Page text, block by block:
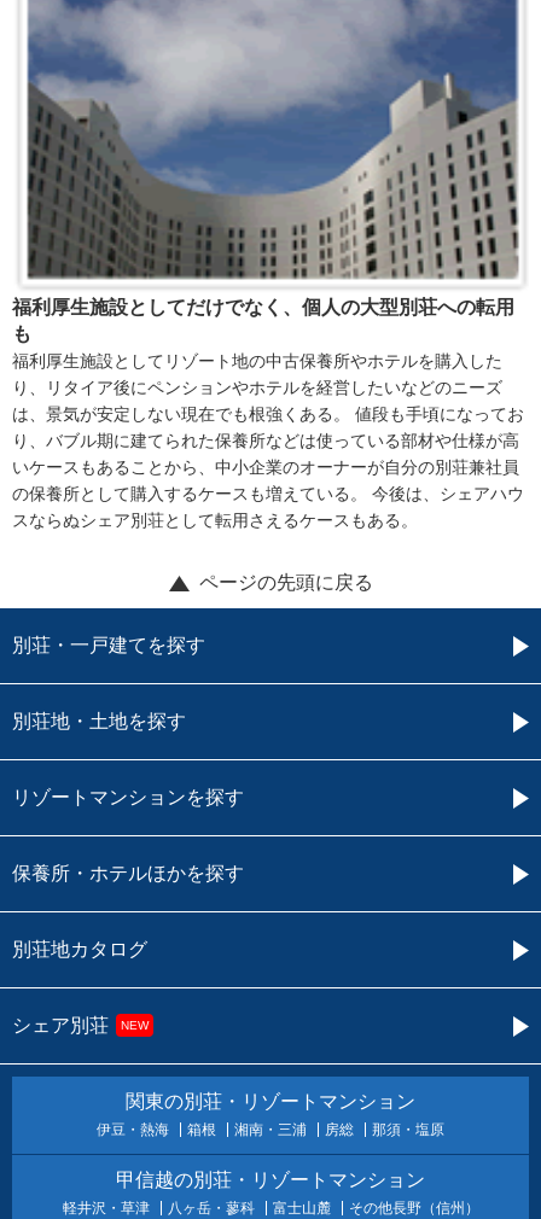
福利厚生施設としてだけでなく、個人の大型別荘への転用
も
福利厚生施設としてリゾート地の中古保養所やホテルを購入した
り、リタイア後にペンションやホテルを経営したいなどのニーズ
は、景気が安定しない現在でも根強くある。 値段も手頃になってお
り、バブル期に建てられた保養所などは使っている部材や仕様が高
いケースもあることから、中小企業のオーナーが自分の別荘兼社員
の保養所として購入するケースも増えている。 今後は、シェアハウ
スならぬシェア別荘として転用さえるケースもある。
ページの先頭に戻る
別荘・一戸建てを探す
別荘地・土地を探す
リゾートマンションを探す
保養所・ホテルほかを探す
別荘地カタログ
シェア別荘 NEW
関東の別荘・リゾートマンション
伊豆・熱海 箱根 湘南・三浦 房総 那須・塩原
甲信越の別荘・リゾートマンション
軽井沢・草津 八ヶ岳・蓼科 富士山麓 その他長野（信州）